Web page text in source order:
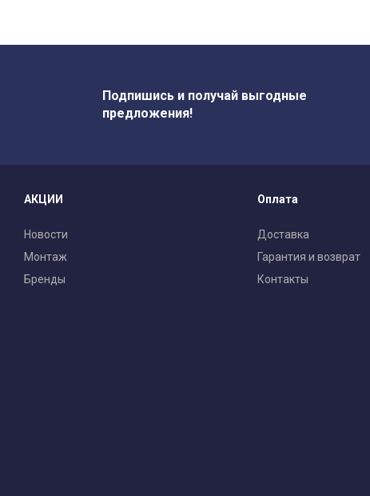
Подпишись и получай выгодные
предложения!
АКЦИИ
Новости
Монтаж
Бренды
Оплата
Доставка
Гарантия и возврат
Контакты